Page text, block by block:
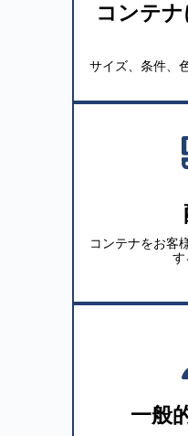
コンテ
サイズ、条件、
コンテナをお客
す
一般